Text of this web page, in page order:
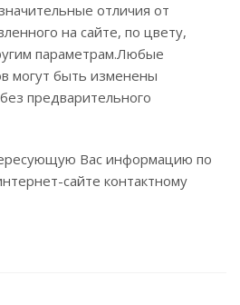
отличия от
на сайте, по цвету,
параметрам.Любые
могут быть изменены
предварительного
Вас информацию по
сайте контактному